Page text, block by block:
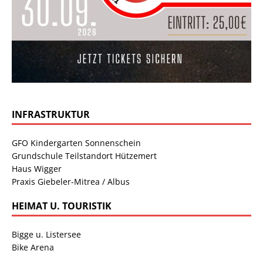
INFRASTRUKTUR
GFO Kindergarten Sonnenschein
Grundschule Teilstandort Hützemert
Haus Wigger
Praxis Giebeler-Mitrea / Albus
HEIMAT U. TOURISTIK
Bigge u. Listersee
Bike Arena